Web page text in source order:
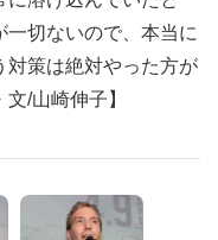
切ないので、本当に
対策は絶対やった方が
/山崎伸子】